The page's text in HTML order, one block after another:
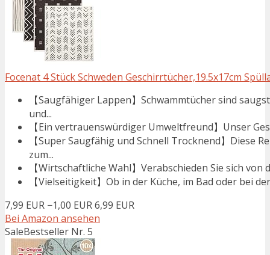
Focenat 4 Stück Schweden Geschirrtücher,19.5x17cm
【Saugfähiger Lappen】Schwammtücher sind
und...
【Ein vertrauenswürdiger Umweltfreund】Unser
【Super Saugfähig und Schnell Trocknend】Diese
zum...
【Wirtschaftliche Wahl】Verabschieden Sie sich
【Vielseitigkeit】Ob in der Küche, im Bad oder bei
7,99 EUR −1,00 EUR6,99 EUR
Bei Amazon ansehen
SaleBestseller Nr. 5